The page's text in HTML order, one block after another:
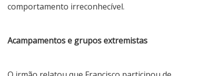
comportamento irreconhecível.
Acampamentos e grupos extremistas